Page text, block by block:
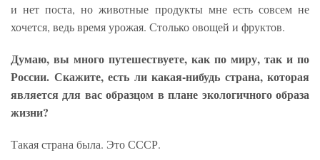
и нет поста, но животные продукты мне есть совсем не
хочется, ведь время урожая. Столько овощей и фруктов.
Думаю, вы много путешествуете, как по миру, так и по
России. Скажите, есть ли какая-нибудь страна, которая
является для вас образцом в плане экологичного образа
жизни?
Такая страна была. Это СССР.